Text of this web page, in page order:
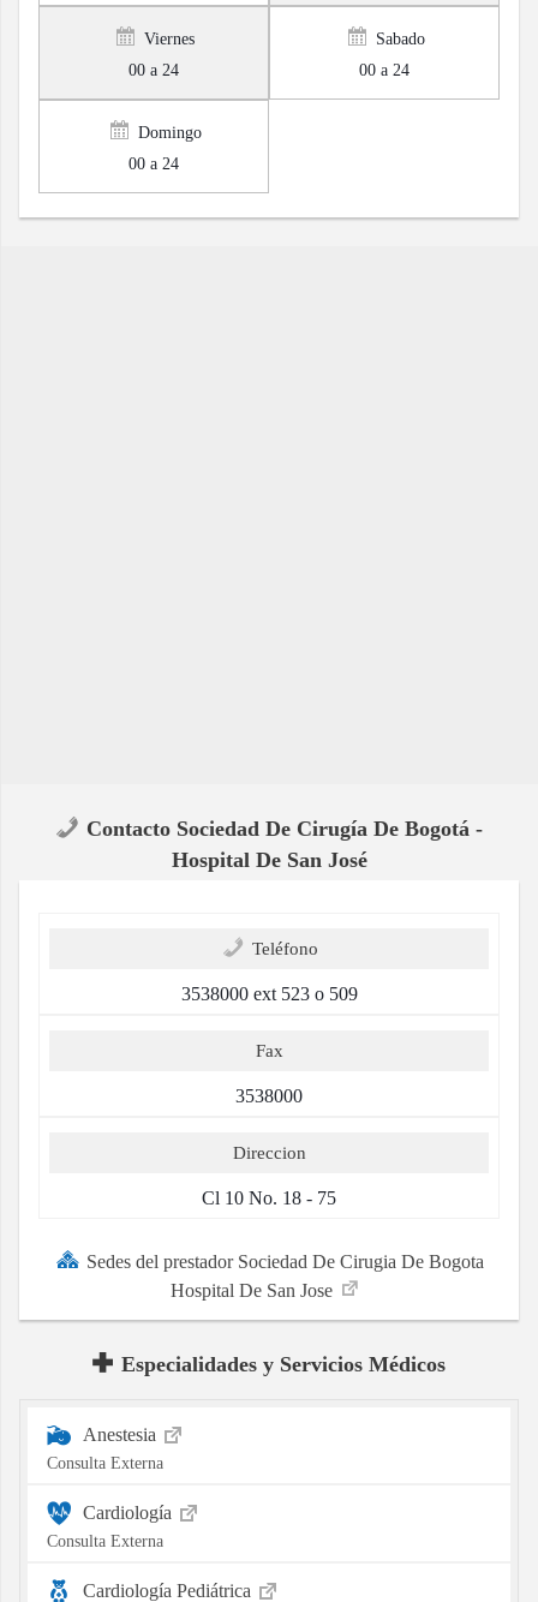
Viernes
00 a 24
Sabado
00 a 24
Domingo
00 a 24
Contacto Sociedad De Cirugía De Bogotá -
Hospital De San José
Teléfono
3538000 ext 523 o 509
Fax
3538000
Direccion
Cl 10 No. 18 - 75
Sedes del prestador Sociedad De Cirugia De Bogota
Hospital De San Jose
Especialidades y Servicios Médicos
Anestesia
Consulta Externa
Cardiología
Consulta Externa
Cardiología Pediátrica